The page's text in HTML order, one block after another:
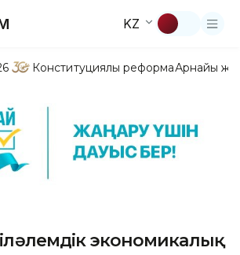
KZ
Конституциялық реформаАрнайы
экономикалық